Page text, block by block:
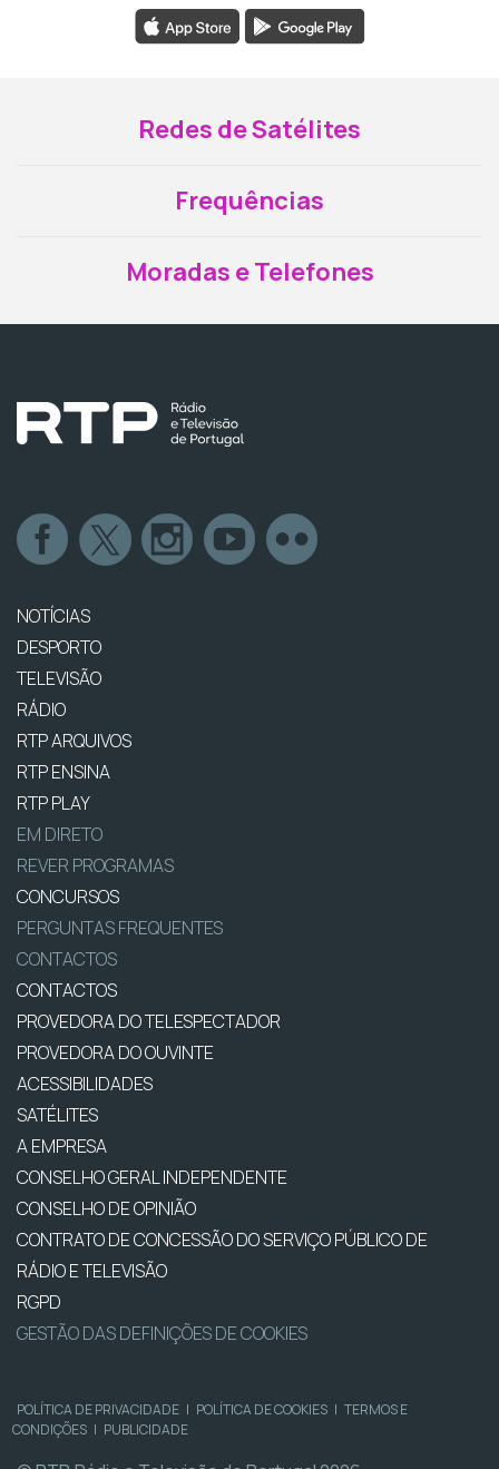
Redes de Satélites
Frequências
Moradas e Telefones
NOTÍCIAS
DESPORTO
TELEVISÃO
RÁDIO
RTP ARQUIVOS
RTP ENSINA
RTP PLAY
EM DIRETO
REVER PROGRAMAS
CONCURSOS
PERGUNTAS FREQUENTES
CONTACTOS
CONTACTOS
PROVEDORA DO TELESPECTADOR
PROVEDORA DO OUVINTE
ACESSIBILIDADES
SATÉLITES
A EMPRESA
CONSELHO GERAL INDEPENDENTE
CONSELHO DE OPINIÃO
CONTRATO DE CONCESSÃO DO SERVIÇO PÚBLICO DE
RÁDIO E TELEVISÃO
RGPD
GESTÃO DAS DEFINIÇÕES DE COOKIES
POLÍTICA DE PRIVACIDADE | POLÍTICA DE COOKIES | TERMOS E
CONDIÇÕES | PUBLICIDADE